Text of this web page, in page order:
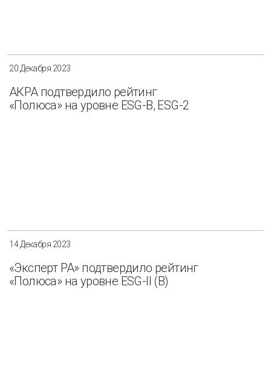
20 Декабря 2023
АКРА подтвердило рейтинг
«Полюса» на уровне ESG-B, ESG-2
14 Декабря 2023
«Эксперт РА» подтвердило рейтинг
«Полюса» на уровне ESG-II (B)